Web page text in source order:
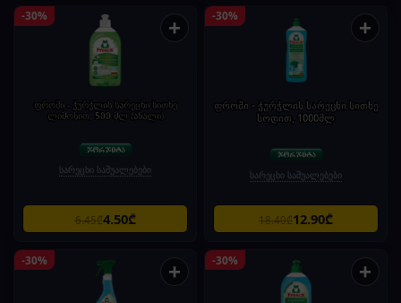
-30% +
ფროში - ჭურჭლის სარეცხი სითხე
ლიმონით, 500 მლ (ახალი)
სარეცხი საშუალებები
6.45₾4.50₾
-30% +
ფროში - ჭურჭლის სარეცხი სითხე
სოდით, 1000მლ
სარეცხი საშუალებები
18.40₾12.90₾
-30% + -30% +